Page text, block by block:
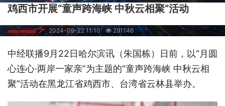
鸡西市开展“童声跨海峡 中秋云相聚”活动
2024-09-22 11:10 291146
中经联播9月22日哈尔滨讯（朱国栋）日前，以“月圆
心连心·两岸一家亲”为主题的“童声跨海峡 中秋云相
聚”活动在黑龙江省鸡西市、台湾省云林县举办。